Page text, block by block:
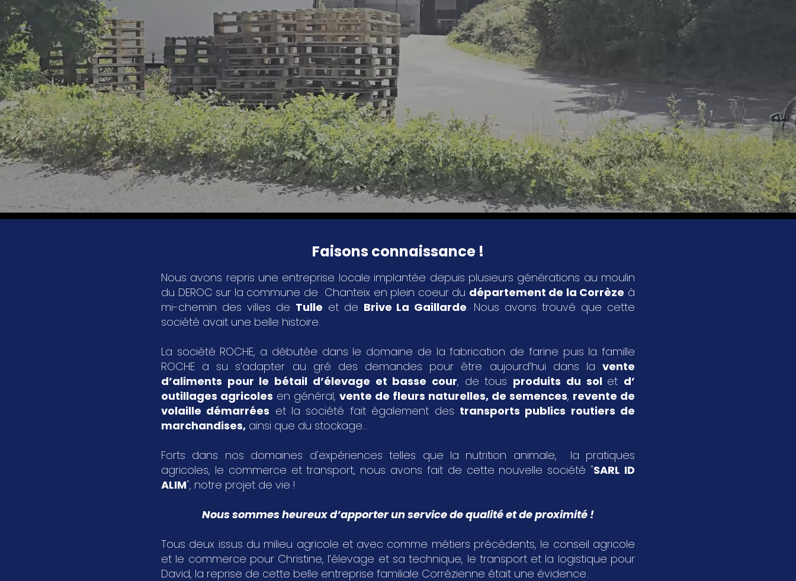
Faisons connaissance !
Nous avons repris une entreprise locale implantée depuis plusieurs générations au moulin
du DEROC sur la commune de Chanteix en plein coeur du département de la Corrèze à
mi-chemin des villes de Tulle et de Brive La Gaillarde. Nous avons trouvé que cette
société avait une belle histoire.
La société ROCHE, a débutée dans le domaine de la fabrication de farine puis la famille
ROCHE a su s’adapter au gré des demandes pour être aujourd’hui dans la vente
d’aliments pour le bétail d’élevage et basse cour, de tous produits du sol et d’
outillages agricoles en général, vente de fleurs naturelles, de semences, revente de
volaille démarrées et la société fait également des transports publics routiers de
marchandises, ainsi que du stockage...
Forts dans nos domaines d'expériences telles que la nutrition animale, la pratiques
agricoles, le commerce et transport, nous avons fait de cette nouvelle société "SARL ID
ALIM", notre projet de vie !
Nous sommes heureux d’apporter un service de qualité et de proximité !
Tous deux issus du milieu agricole et avec comme métiers précédents, le conseil agricole
et le commerce pour Christine, l’élevage et sa technique, le transport et la logistique pour
David, la reprise de cette belle entreprise familiale Corrézienne était une évidence.